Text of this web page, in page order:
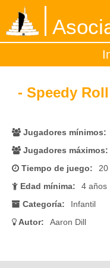
- Speedy
Jugadores mínimos:
Jugadores máximos:
Tiempo de juego:
Edad mínima:
4 años
Categoría:
Infantil
Autor:
Aaron Dill